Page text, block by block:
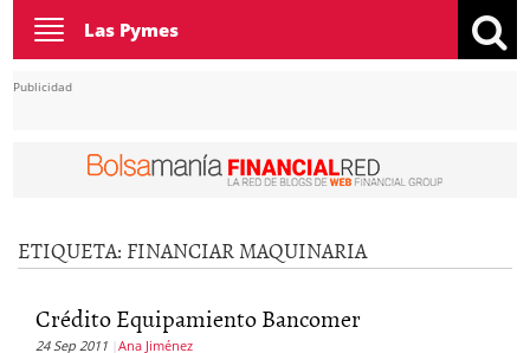
Toggle
navigation
Las Pymes
Publicidad
ETIQUETA: FINANCIAR MAQUINARIA
Crédito Equipamiento Bancomer
24 Sep 2011 Ana Jiménez